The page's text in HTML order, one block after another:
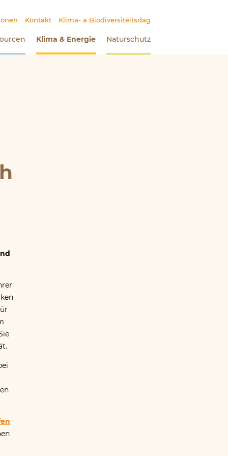
Kontakt Klima- a Biodiversitéitsdag
Klima &Energie(Aktueller Bereich)
Naturschutz